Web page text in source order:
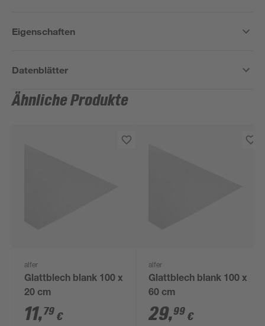
Eigenschaften
Datenblätter
Ähnliche Produkte
alfer
Glattblech blank 100 x
20 cm
11,79 €
alfer
Glattblech blank 100 x
60 cm
29,99 €